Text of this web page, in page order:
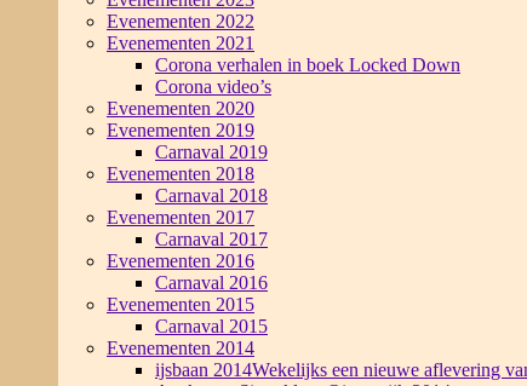
Evenementen 2022
Evenementen 2021
Corona verhalen in boek Locked Down
Corona video’s
Evenementen 2020
Evenementen 2019
Carnaval 2019
Evenementen 2018
Carnaval 2018
Evenementen 2017
Carnaval 2017
Evenementen 2016
Carnaval 2016
Evenementen 2015
Carnaval 2015
Evenementen 2014
ijsbaan 2014Wekelijks een nieuwe aflevering